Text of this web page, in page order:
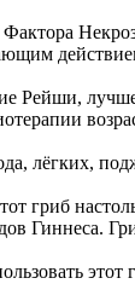
Рейши,
лёгких,
гриб